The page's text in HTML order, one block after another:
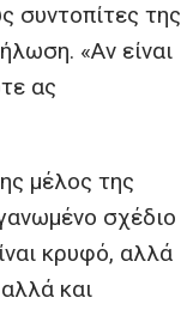
συντοπίτες της
«Αν είναι
ας
μέλος της
σχέδιο
κρυφό, αλλά
και